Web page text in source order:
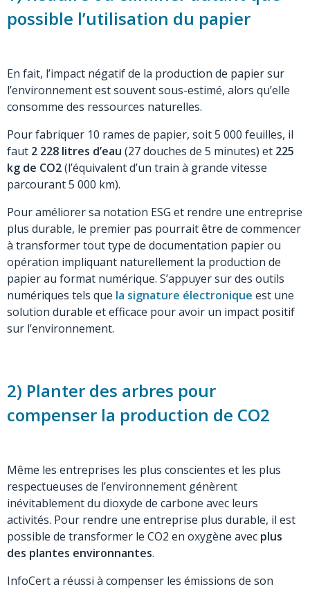
possible l’utilisation du papier
En fait, l’impact négatif de la production de papier sur
l’environnement est souvent sous-estimé, alors qu’elle
consomme des ressources naturelles.
Pour fabriquer 10 rames de papier, soit 5 000 feuilles, il
faut 2 228 litres d’eau (27 douches de 5 minutes) et 225
kg de CO2(l’équivalent d’un train à grande vitesse
parcourant 5 000 km).
Pour améliorer sa notation ESG et rendre une entreprise
plus durable, le premier pas pourrait être de commencer
à transformer tout type de documentation papier ou
opération impliquant naturellement la production de
papier au format numérique. S’appuyer sur des outils
numériques tels que la signature électronique est une
solution durable et efficace pour avoir un impact positif
sur l’environnement.
2) Planter des arbres pour
compenser la production de CO2
Même les entreprises les plus conscientes et les plus
respectueuses de l’environnement génèrent
inévitablement du dioxyde de carbone avec leurs
activités. Pour rendre une entreprise plus durable, il est
possible de transformer le CO2 en oxygène avec plus
des plantes environnantes.
InfoCert a réussi à compenser les émissions de son